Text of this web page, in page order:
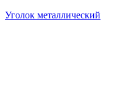
Уголок металлический